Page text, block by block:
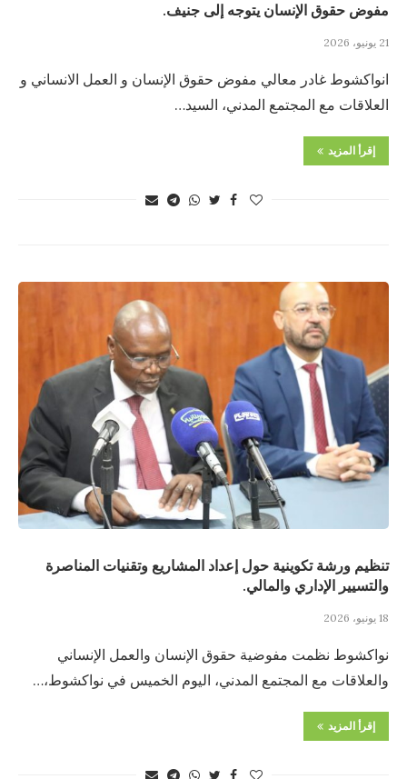
مفوض حقوق الإنسان يتوجه إلى جنيف.
21 يونيو، 2026
انواكشوط غادر معالي مفوض حقوق الإنسان و العمل الانساني و
العلاقات مع المجتمع المدني، السيد…
إقرأ المزيد
تنظيم ورشة تكوينية حول إعداد المشاريع وتقنيات المناصرة
والتسيير الإداري والمالي.
18 يونيو، 2026
نواكشوط نظمت مفوضية حقوق الإنسان والعمل الإنساني
والعلاقات مع المجتمع المدني، اليوم الخميس في نواكشوط،…
إقرأ المزيد